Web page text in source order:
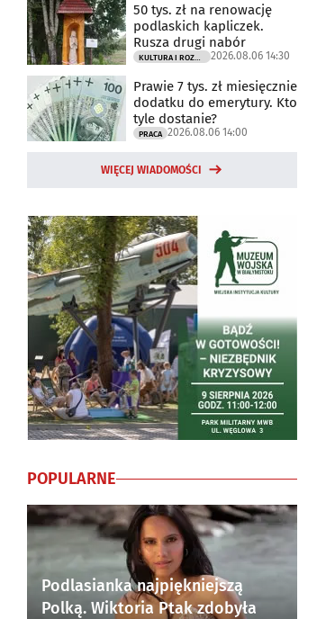
50 tys. zł na renowację
podlaskich kapliczek.
Rusza drugi nabór
2026.08.06 14:30
Prawie 7 tys. zł miesięcznie
dodatku do emerytury. Kto
tyle dostanie?
PRACA 2026.08.06 14:00
WIĘCEJ WIADOMOŚCI
POPULARNE
Podlasianka najpiękniejszą
Polką. Wiktoria Ptak zdobyła